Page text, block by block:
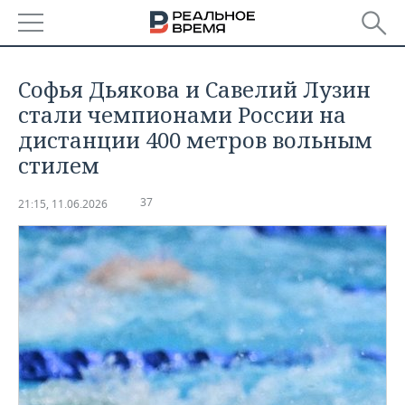
БАШКОРТОСТАН
ТАТАРСТАН
НОВОСТИ
АНАЛИТИКА
ДЕКЛАРАЦИИ О ДОХОДАХ
КОРОЛИ ГОСЗАКАЗА ПФО
ВУЗЫ ТАТАРСТАНА
КОМУ ПРИНАДЛЕЖАТ
ТОРГОВЫЕ ЦЕНТРЫ
ТАТАРСТАНА
НОВОСТИ ЭКОНОМИКИ
ФИНАНСЫ
БАНКИ
БЮДЖЕТ
ИНВЕСТИЦИИ
ПРОМЫШЛЕННОСТЬ
НОВОСТИ
ПРОМЫШЛЕННОСТИ
АГРОПРОМ
МАШИНОСТРОЕНИЕ
НЕДВИЖИМОСТЬ
НОВОСТИ НЕДВИЖИМОСТИ
АВТО
НОВОСТИ АВТО
БИЗНЕС
НОВОСТИ БИЗНЕСА
ТЕХНОЛОГИИ
Софья Дьякова и Савелий Лузин
стали чемпионами России на
дистанции 400 метров вольным
стилем
21:15, 11.06.2026 37